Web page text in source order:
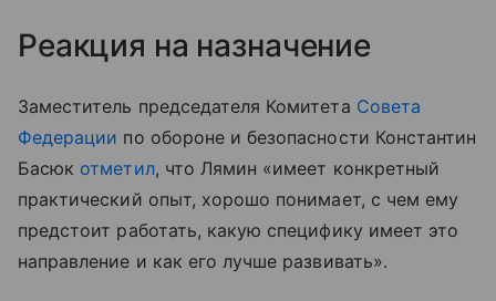
Реакция на назначение
Заместитель председателя Комитета Совета
Федерации по обороне и безопасности Константин
Басюк отметил, что Лямин «имеет конкретный
практический опыт, хорошо понимает, с чем ему
предстоит работать, какую специфику имеет это
направление и как его лучше развивать».